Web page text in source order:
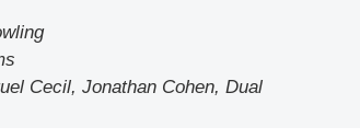
Cecil, Jonathan Cohen, Dual